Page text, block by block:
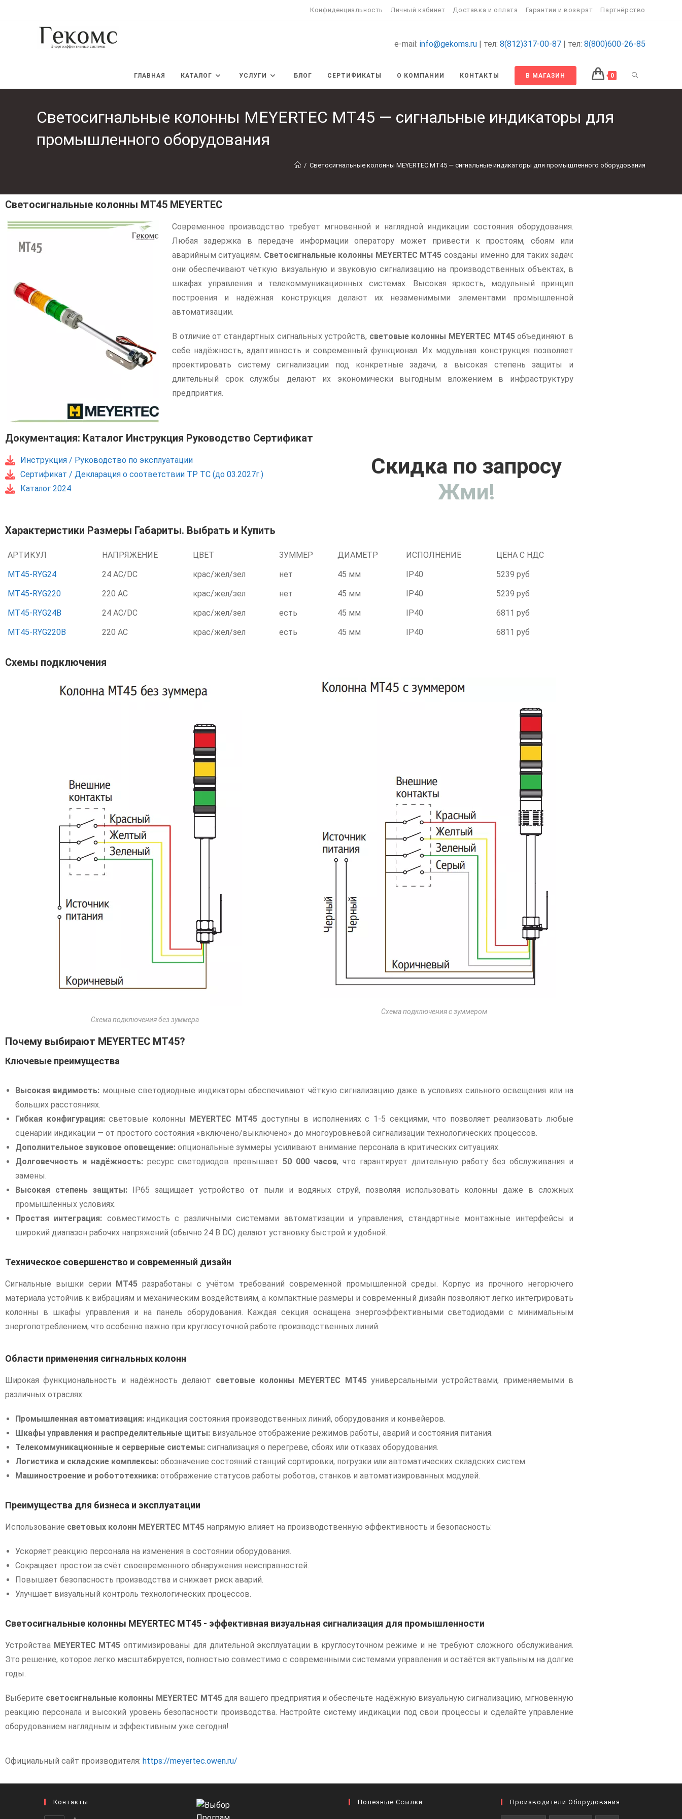
Конфиденциальность Личный кабинет Доставка и оплата Гарантии и возврат Партнёрство
e-mail: info@gekoms.ru | тел: 8(812)317-00-87 | тел: 8(800)600-26-85
ГЛАВНАЯ КАТАЛОГ УСЛУГИ БЛОГ СЕРТИФИКАТЫ О КОМПАНИИ КОНТАКТЫ В МАГАЗИН 0
Светосигнальные колонны MEYERTEC MT45 — сигнальные индикаторы для
промышленного оборудования
/ Светосигнальные колонны MEYERTEC MT45 — сигнальные индикаторы для промышленного оборудования
Светосигнальные колонны MT45 MEYERTEC
Современное производство требует мгновенной и наглядной индикации состояния оборудования.
Любая задержка в передаче информации оператору может привести к простоям, сбоям или
аварийным ситуациям. Светосигнальные колонны MEYERTEC MT45 созданы именно для таких задач:
они обеспечивают чёткую визуальную и звуковую сигнализацию на производственных объектах, в
шкафах управления и телекоммуникационных системах. Высокая яркость, модульный принцип
построения и надёжная конструкция делают их незаменимыми элементами промышленной
автоматизации.
В отличие от стандартных сигнальных устройств, световые колонны MEYERTEC MT45объединяют в
себе надёжность, адаптивность и современный функционал. Их модульная конструкция позволяет
проектировать систему сигнализации под конкретные задачи, а высокая степень защиты и
длительный срок службы делают их экономически выгодным вложением в инфраструктуру
предприятия.
Документация: Каталог Инструкция Руководство Сертификат
Инструкция / Руководство по эксплуатации
Сертификат / Декларация о соответствии ТР ТС (до 03.2027г.)
Каталог 2024
Скидка по запросу
Жми!
Характеристики Размеры Габариты. Выбрать и Купить
АРТИКУЛ НАПРЯЖЕНИЕ ЦВЕТ ЗУММЕР ДИАМЕТР ИСПОЛНЕНИЕ
ЦЕНА С НДС
MT45-RYG24
24 AC/DC крас/жел/зел нет 45 мм IP40
5239 руб
MT45-RYG220
220 AC крас/жел/зел нет 45 мм IP40
5239 руб
MT45-RYG24B
24 AC/DC крас/жел/зел есть 45 мм IP40
6811 руб
MT45-RYG220B
220 AC крас/жел/зел есть 45 мм IP40 6811 руб
Схемы подключения
Схема подключения без зуммера
Схема подключения с зуммером
Почему выбирают MEYERTEC MT45?
Ключевые преимущества
Высокая видимость: мощные светодиодные индикаторы обеспечивают чёткую сигнализацию даже в условиях сильного освещения или на
больших расстояниях.
Гибкая конфигурация:световые колонны MEYERTEC MT45 доступны в исполнениях с 1-5 секциями, что позволяет реализовать любые
сценарии индикации — от простого состояния «включено/выключено» до многоуровневой сигнализации технологических процессов.
Дополнительное звуковое оповещение: опциональные зуммеры усиливают внимание персонала в критических ситуациях.
Долговечность и надёжность:ресурс светодиодов превышает50 000 часов, что гарантирует длительную работу без обслуживания и
замены.
Высокая степень защиты:IP65 защищает устройство от пыли и водяных струй, позволяя использовать колонны даже в сложных
промышленных условиях.
Простая интеграция: совместимость с различными системами автоматизации и управления, стандартные монтажные интерфейсы и
широкий диапазон рабочих напряжений (обычно 24 В DC) делают установку быстрой и удобной.
Техническое совершенство и современный дизайн
Сигнальные вышки серии MT45 разработаны с учётом требований современной промышленной среды. Корпус из прочного негорючего
материала устойчив к вибрациям и механическим воздействиям, а компактные размеры и современный дизайн позволяют легко интегрировать
колонны в шкафы управления и на панель оборудования. Каждая секция оснащена энергоэффективными светодиодами с минимальным
энергопотреблением, что особенно важно при круглосуточной работе производственных линий.
Области применения сигнальных колонн
Широкая функциональность и надёжность делают световые колонны MEYERTEC MT45универсальными устройствами, применяемыми в
различных отраслях:
Промышленная автоматизация: индикация состояния производственных линий, оборудования и конвейеров.
Шкафы управления и распределительные щиты: визуальное отображение режимов работы, аварий и состояния питания.
Телекоммуникационные и серверные системы: сигнализация о перегреве, сбоях или отказах оборудования.
Логистика и складские комплексы: обозначение состояний станций сортировки, погрузки или автоматических складских систем.
Машиностроение и робототехника: отображение статусов работы роботов, станков и автоматизированных модулей.
Преимущества для бизнеса и эксплуатации
Использование световых колонн MEYERTEC MT45 напрямую влияет на производственную эффективность и безопасность:
Ускоряет реакцию персонала на изменения в состоянии оборудования.
Сокращает простои за счёт своевременного обнаружения неисправностей.
Повышает безопасность производства и снижает риск аварий.
Улучшает визуальный контроль технологических процессов.
Светосигнальные колонны MEYERTEC MT45 - эффективная визуальная сигнализация для промышленности
Устройства MEYERTEC MT45 оптимизированы для длительной эксплуатации в круглосуточном режиме и не требуют сложного обслуживания.
Это решение, которое легко масштабируется, полностью совместимо с современными системами управления и остаётся актуальным на долгие
годы.
Выберите светосигнальные колонны MEYERTEC MT45для вашего предприятия и обеспечьте надёжную визуальную сигнализацию, мгновенную
реакцию персонала и высокий уровень безопасности производства. Настройте систему индикации под свои процессы и сделайте управление
оборудованием наглядным и эффективным уже сегодня!
Официальный сайт производителя: https://meyertec.owen.ru/
Контакты Полезные Ссылки Производители Оборудования